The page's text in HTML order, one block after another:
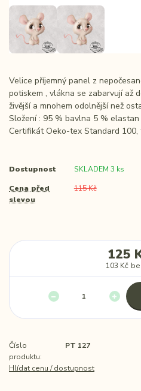
Velice příjemný panel z
potiskem , vlákna se zabarvují až
živější a mnohem odolnější než
Složení : 95 % bavlna 5 %
Certifikát Oeko-tex Standard 100,
Dostupnost SKLADEM 3 ks
Cena před
slevou
115 Kč
125
103 Kč
Číslo
produktu:
PT 127
Hlídat cenu / dostupnost